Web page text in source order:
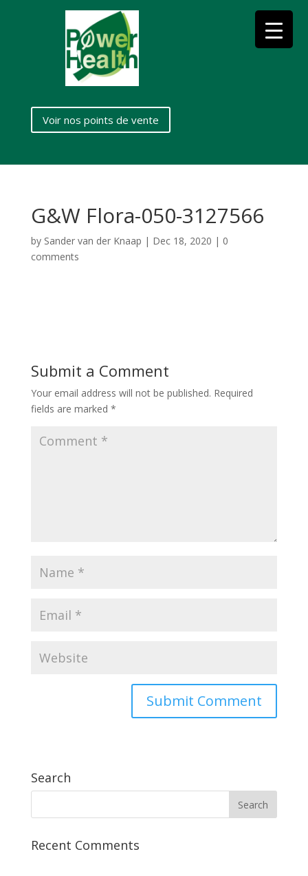
Voir nos points de vente
G&W Flora-050-3127566
by Sander van der Knaap | Dec 18, 2020 | 0
comments
Submit a Comment
Your email address will not be published. Required
fields are marked *
Search
Recent Comments